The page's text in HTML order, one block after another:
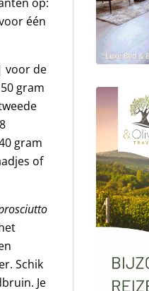
één
voor de
gram
gram
of
Schik
Je